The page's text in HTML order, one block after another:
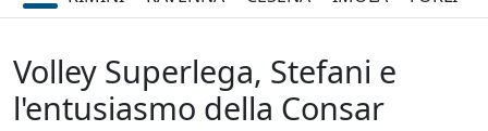
Volley Superlega, Stefani e
l'entusiasmo della Consar